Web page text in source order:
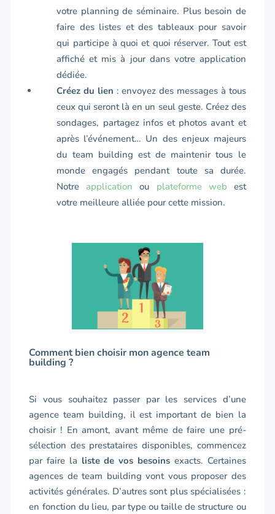
votre planning de séminaire. Plus besoin de
faire des listes et des tableaux pour savoir
qui participe à quoi et quoi réserver. Tout est
affiché et mis à jour dans votre application
dédiée.
Créez du lien : envoyez des messages à tous
ceux qui seront là en un seul geste. Créez des
sondages, partagez infos et photos avant et
après l’événement… Un des enjeux majeurs
du team building est de maintenir tous le
monde engagés pendant toute sa durée.
Notre application ou plateforme web est
votre meilleure alliée pour cette mission.
Comment bien choisir mon agence team
building ?
Si vous souhaitez passer par les services d’une
agence team building, il est important de bien la
choisir ! En amont, avant même de faire une pré-
sélection des prestataires disponibles, commencez
par faire la liste de vos besoins exacts. Certaines
agences de team building vont vous proposer des
activités générales. D’autres sont plus spécialisées :
en fonction du lieu, par type ou taille de structure ou